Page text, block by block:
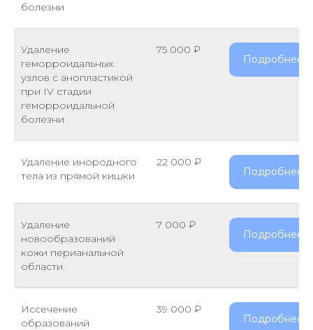
болезни
Удаление
геморроидальных
узлов с анопластикой
при IV стадии
геморроидальной
болезни
75 000 ₽
Подробнее
Удаление инородного
тела из прямой кишки
22 000 ₽
Подробнее
Удаление
новообразований
кожи перианальной
области
7 000 ₽
Подробнее
Иссечение
образований
39 000 ₽
Подробнее